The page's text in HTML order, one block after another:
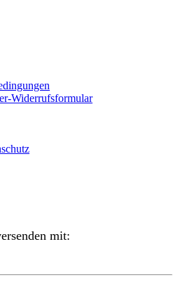
Widerrufsformular
mit: